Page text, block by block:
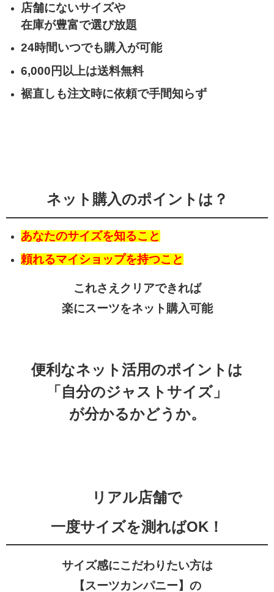
店舗にないサイズや
在庫が豊富で選び放題
24時間いつでも購入が可能
6,000円以上は送料無料
裾直しも注文時に依頼で手間知らず
ネット購入のポイントは？
あなたのサイズを知ること
頼れるマイショップを持つこと
これさえクリアできれば
楽にスーツをネット購入可能
便利なネット活用のポイントは
「自分のジャストサイズ」
が分かるかどうか。
リアル店舗で
一度サイズを測ればOK！
サイズ感にこだわりたい方は
【スーツカンパニー】の